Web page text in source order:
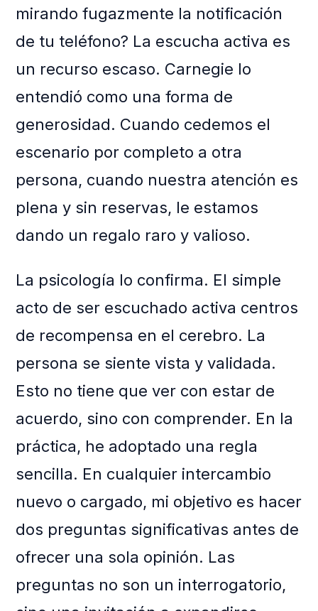
mirando fugazmente la notificación
de tu teléfono? La escucha activa es
un recurso escaso. Carnegie lo
entendió como una forma de
generosidad. Cuando cedemos el
escenario por completo a otra
persona, cuando nuestra atención es
plena y sin reservas, le estamos
dando un regalo raro y valioso.
La psicología lo confirma. El simple
acto de ser escuchado activa centros
de recompensa en el cerebro. La
persona se siente vista y validada.
Esto no tiene que ver con estar de
acuerdo, sino con comprender. En la
práctica, he adoptado una regla
sencilla. En cualquier intercambio
nuevo o cargado, mi objetivo es hacer
dos preguntas significativas antes de
ofrecer una sola opinión. Las
preguntas no son un interrogatorio,